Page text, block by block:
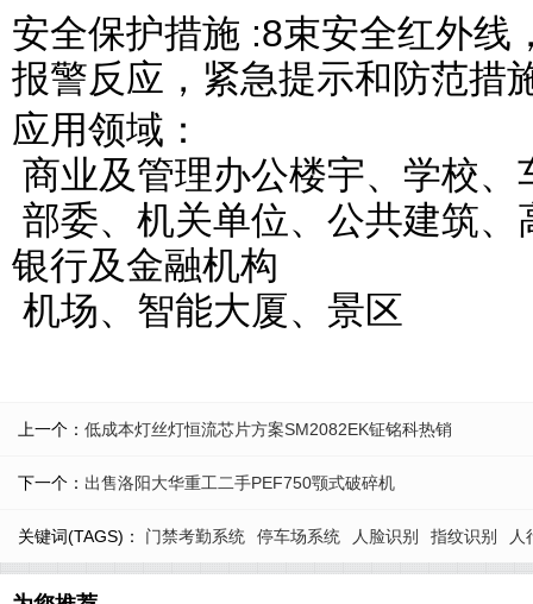
安全保护措施 :8束安全红外线
报警反应，紧急提示和防范措
应用领域：
商业及管理办公楼宇、学校、
部委、机关单位、公共建筑、
银行及金融机构
机场、智能大厦、景区
上一个： 低成本灯丝灯恒流芯片方案SM2082EK钲铭科热销
下一个： 出售洛阳大华重工二手PEF750颚式破碎机
关键词(TAGS)： 门禁考勤系统 停车场系统 人脸识别 指纹识别 人